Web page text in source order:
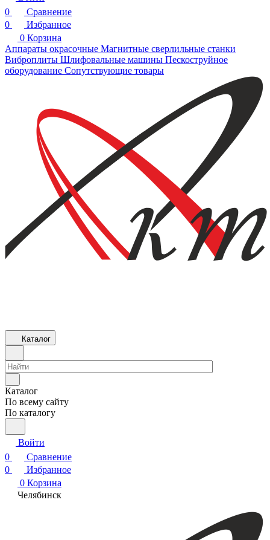
0
Сравнение
0
Избранное
0 Корзина
Аппараты окрасочные Магнитные сверлильные станки
Виброплиты Шлифовальные машины Пескоструйное
оборудование Сопутствующие товары
Каталог
Каталог
По всему сайту
По каталогу
Войти
0
Сравнение
0
Избранное
0 Корзина
Челябинск